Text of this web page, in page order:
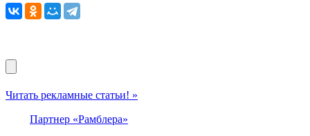
Читать рекламные статьи! »
Партнер «Рамблера»